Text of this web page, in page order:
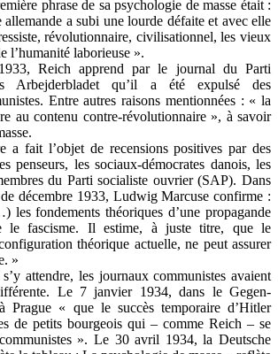
phrase de sa psychologie de masse était :
allemande a subi une lourde défaite et avec elle
révolutionnaire, civilisationnel, les vieux
l’humanité laborieuse ».
Reich apprend par le journal du Parti
Arbejderbladet qu’il a été expulsé des
Entre autres raisons mentionnées : « la
au contenu contre-révolutionnaire », à savoir
a fait l’objet de recensions positives par des
penseurs, les sociaux-démocrates danois, les
du Parti socialiste ouvrier (SAP). Dans
décembre 1933, Ludwig Marcuse confirme :
les fondements théoriques d’une propagande
le fascisme. Il estime, à juste titre, que le
théorique actuelle, ne peut assurer
»
attendre, les journaux communistes avaient
Le 7 janvier 1934, dans le Gegen-
Prague « que le succès temporaire d’Hitler
de petits bourgeois qui – comme Reich – se
». Le 30 avril 1934, la Deutsche